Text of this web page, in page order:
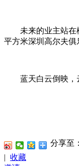
未来的业主站在楼
平方米深圳高尔夫俱
蓝天白云倒映，云
分享至：
| 收藏